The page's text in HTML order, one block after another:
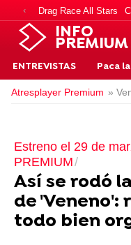
Drag Race All Stars
INFO
PREMIUM
ENTREVISTAS Paca
Atresplayer Premium »
Estreno el 29 de
PREMIUM
Así se rodó
de 'Veneno':
todo bien